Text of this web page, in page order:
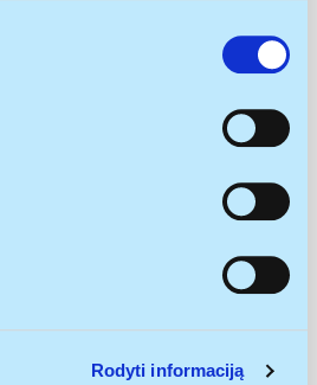
„Privatumo trigeris“.
apie jūsų geografinę vietą, kurios
įrenginį aktyviai jį skenuodami
(skaitmeninių
bet kada pakeisti arba
Rodyti informaciją